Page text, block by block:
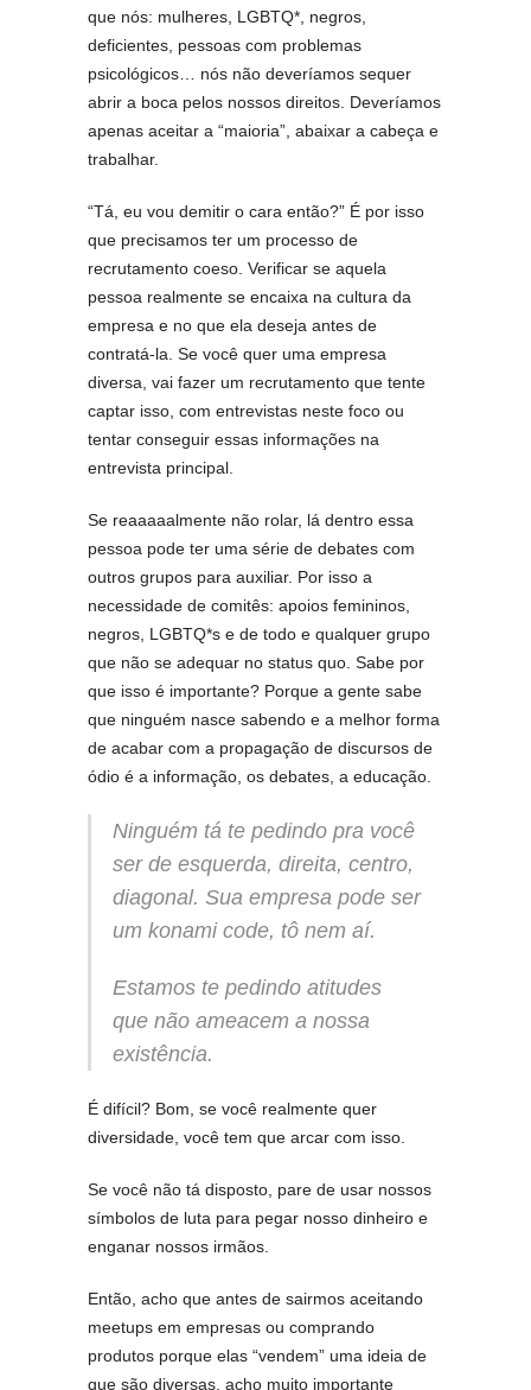
que nós: mulheres, LGBTQ*, negros,
deficientes, pessoas com problemas
psicológicos… nós não deveríamos sequer
abrir a boca pelos nossos direitos. Deveríamos
apenas aceitar a “maioria”, abaixar a cabeça e
trabalhar.
“Tá, eu vou demitir o cara então?” É por isso
que precisamos ter um processo de
recrutamento coeso. Verificar se aquela
pessoa realmente se encaixa na cultura da
empresa e no que ela deseja antes de
contratá-la. Se você quer uma empresa
diversa, vai fazer um recrutamento que tente
captar isso, com entrevistas neste foco ou
tentar conseguir essas informações na
entrevista principal.
Se reaaaaalmente não rolar, lá dentro essa
pessoa pode ter uma série de debates com
outros grupos para auxiliar. Por isso a
necessidade de comitês: apoios femininos,
negros, LGBTQ*s e de todo e qualquer grupo
que não se adequar no status quo. Sabe por
que isso é importante? Porque a gente sabe
que ninguém nasce sabendo e a melhor forma
de acabar com a propagação de discursos de
ódio é a informação, os debates, a educação.
Ninguém tá te pedindo pra você
ser de esquerda, direita, centro,
diagonal. Sua empresa pode ser
um konami code, tô nem aí.
Estamos te pedindo atitudes
que não ameacem a nossa
existência.
É difícil? Bom, se você realmente quer
diversidade, você tem que arcar com isso.
Se você não tá disposto, pare de usar nossos
símbolos de luta para pegar nosso dinheiro e
enganar nossos irmãos.
Então, acho que antes de sairmos aceitando
meetups em empresas ou comprando
produtos porque elas “vendem” uma ideia de
que são diversas, acho muito importante